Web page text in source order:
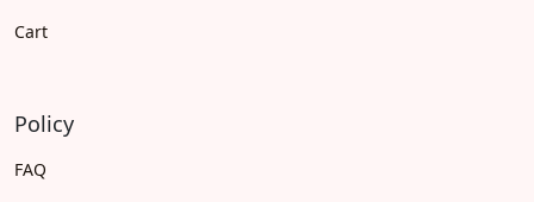
Cart
Policy
FAQ